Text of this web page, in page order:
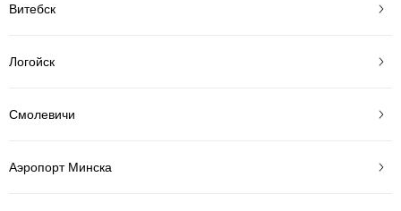
Витебск
Логойск
Смолевичи
Аэропорт Минска